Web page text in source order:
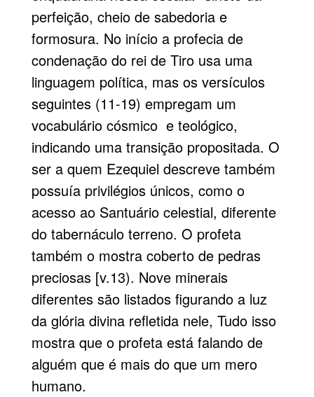
perfeição, cheio de sabedoria e
formosura. No início a profecia de
condenação do rei de Tiro usa uma
linguagem política, mas os versículos
seguintes (11-19) empregam um
vocabulário cósmico e teológico,
indicando uma transição propositada. O
ser a quem Ezequiel descreve também
possuía privilégios únicos, como o
acesso ao Santuário celestial, diferente
do tabernáculo terreno. O profeta
também o mostra coberto de pedras
preciosas [v.13). Nove minerais
diferentes são listados figurando a luz
da glória divina refletida nele, Tudo isso
mostra que o profeta está falando de
alguém que é mais do que um mero
humano.